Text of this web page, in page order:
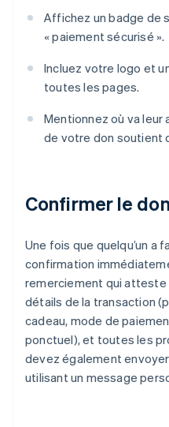
Affichez un badge de
« paiement sécurisé ».
Incluez votre logo et
toutes les pages.
Mentionnez où va leur
de votre don soutient
Confirmer le don
Une fois que quelqu’un a
confirmation
remerciement qui atteste
détails de la transaction
cadeau, mode de
ponctuel), et toutes les
devez également
utilisant un message